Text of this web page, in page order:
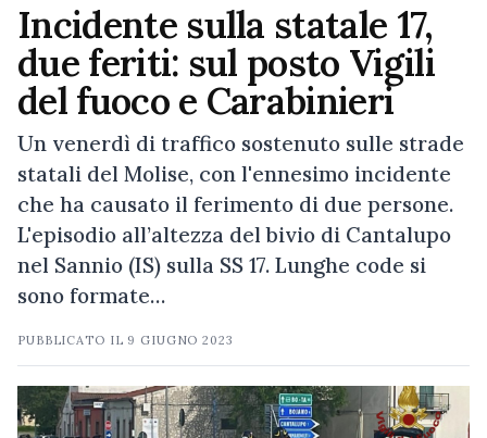
Incidente sulla statale 17,
due feriti: sul posto Vigili
del fuoco e Carabinieri
Un venerdì di traffico sostenuto sulle strade
statali del Molise, con l'ennesimo incidente
che ha causato il ferimento di due persone.
L'episodio all’altezza del bivio di Cantalupo
nel Sannio (IS) sulla SS 17. Lunghe code si
sono formate…
PUBBLICATO IL 9 GIUGNO 2023